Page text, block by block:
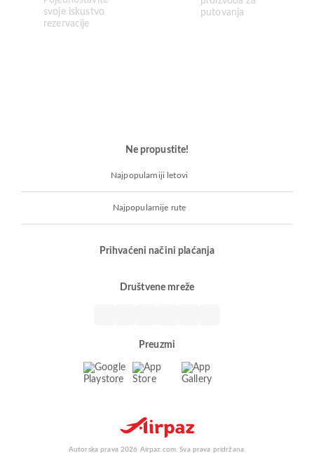
Ne propustite!
Najpopularniji letovi
Najpopularnije rute
Prihvaćeni načini plaćanja
Društvene mreže
Preuzmi
Autorska prava 2026 Airpaz.com. Sva prava pridržana.